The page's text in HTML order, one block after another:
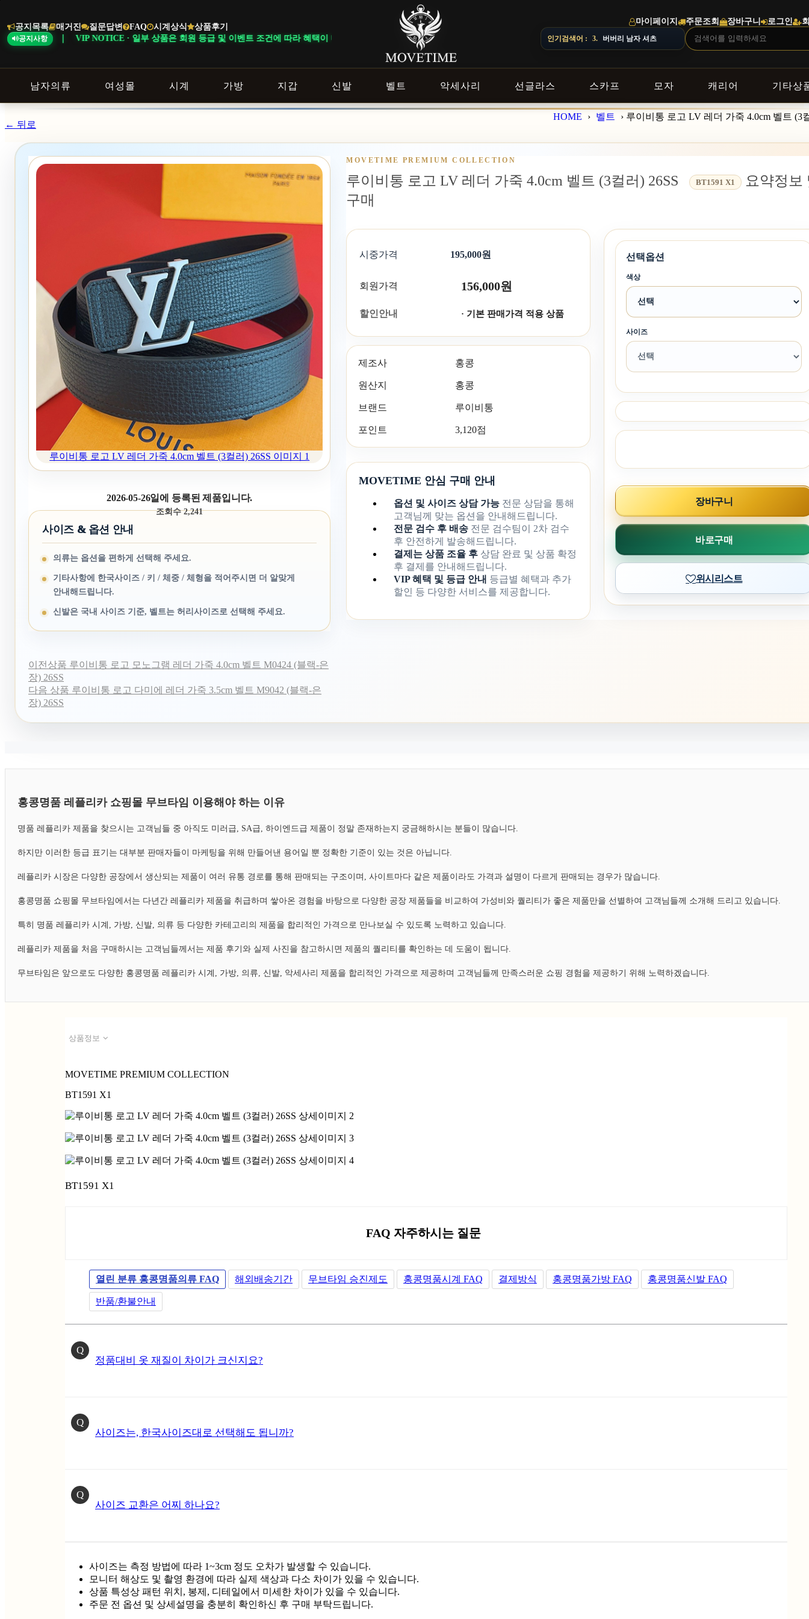
공지목록 매거진 질문답변 FAQ 시계상식 상품후기
공지사항· 일부 상품은 회원 등급 및 이벤트 조건에 따라 혜택이 다르게 적용됩니다. ｜ DELIVERY NOTICE · 지역에 따라 배송 일정이 달라질 수 있으니 주문 전 상담창으로 문의해 주세요.
마이페이지 주문조회 장바구니 로그인
인기검색어 : 4. 스톤아일랜드 남자 맨투맨
남자의류 여성몰 시계 가방 지갑 신발 벨트 악세사리 선글라스 스카프 모자 캐리어 기타상
바
로
기
← 뒤로
HOME › 벨트 › 루이비통 로고 LV 레더 가죽 4.0cm 벨트 (3
루이비통 로고 LV 레더 가죽 4.0cm 벨트 (3컬러) 26SS 이미지 1
2026-05-26일에 등록된 제품입니다.
조회수 2,241
사이즈 & 옵션 안내
의류는 옵션을 편하게 선택해 주세요.
기타사항에 한국사이즈 / 키 / 체중 / 체형을 적어주시면 더 알맞게
안내해드립니다.
신발은 국내 사이즈 기준, 벨트는 허리사이즈로 선택해 주세요.
MOVETIME PREMIUM COLLECTION
루이비통 로고 LV 레더 가죽 4.0cm 벨트 (3컬러) 26SS BT1591 X1
요약정보
구매
시중가격 195,000원
회원가격 156,000원
할인안내 · 기본 판매가격 적용 상품
제조사 홍콩
원산지 홍콩
브랜드 루이비통
포인트 3,120점
MOVETIME 안심 구매 안내
옵션 및 사이즈 상담 가능 전문 상담을 통해
고객님께 맞는 옵션을 안내해드립니다.
전문 검수 후 배송 전문 검수팀이 2차 검수
후 안전하게 발송해드립니다.
결제는 상품 조율 후 상담 완료 및 상품 확정
후 결제를 안내해드립니다.
VIP 혜택 및 등급 안내 등급별 혜택과 추가
할인 등 다양한 서비스를 제공합니다.
선택옵션
색상
사이즈
바로구매
장바구니
위시리스트
이전상품 루이비통 로고 모노그램 레더 가죽 4.0cm 벨트 M0424 (블랙-은
장) 26SS
다음 상품 루이비통 로고 다미에 레더 가죽 3.5cm 벨트 M9042 (블랙-은
장) 26SS
홍콩명품 레플리카 쇼핑몰 무브타임 이용해야 하는 이유
명품 레플리카 제품을 찾으시는 고객님들 중 아직도 미러급, SA급, 하이엔드급 제품이 정말 존재하는지 궁금해하시는 분들이 많습니다.
하지만 이러한 등급 표기는 대부분 판매자들이 마케팅을 위해 만들어낸 용어일 뿐 정확한 기준이 있는 것은 아닙니다.
레플리카 시장은 다양한 공장에서 생산되는 제품이 여러 유통 경로를 통해 판매되는 구조이며, 사이트마다 같은 제품이라도 가격과 설명이 다르게 판매되는 경우가 많습니다.
홍콩명품 쇼핑몰 무브타임에서는 다년간 레플리카 제품을 취급하며 쌓아온 경험을 바탕으로 다양한 공장 제품들을 비교하여 가성비와 퀄리티가 좋은 제품만을 선별하여 고객님들께 소개해 드리고 있습니다.
특히 명품 레플리카 시계, 가방, 신발, 의류 등 다양한 카테고리의 제품을 합리적인 가격으로 만나보실 수 있도록 노력하고 있습니다.
레플리카 제품을 처음 구매하시는 고객님들께서는 제품 후기와 실제 사진을 참고하시면 제품의 퀄리티를 확인하는 데 도움이 됩니다.
무브타임은 앞으로도 다양한 홍콩명품 레플리카 시계, 가방, 의류, 신발, 악세사리 제품을 합리적인 가격으로 제공하며 고객님들께 만족스러운 쇼핑 경험을 제공하기 위해 노력하겠습니다.
상품정보
MOVETIME PREMIUM COLLECTION
BT1591 X1
BT1591 X1
FAQ 자주하시는 질문
열린 분류 홍콩명품의류 FAQ 해외배송기간 무브타임 승진제도 홍콩명품시계 FAQ 결제방식 홍콩명품가방 FAQ 홍콩명품신발 FAQ
반품/환불안내
Q
정품대비 옷 재질이 차이가 크신지요?
Q
사이즈는, 한국사이즈대로 선택해도 됩니까?
Q
사이즈 교환은 어찌 하나요?
사이즈는 측정 방법에 따라 1~3cm 정도 오차가 발생할 수 있습니다.
모니터 해상도 및 촬영 환경에 따라 실제 색상과 다소 차이가 있을 수 있습니다.
상품 특성상 패턴 위치, 봉제, 디테일에서 미세한 차이가 있을 수 있습니다.
주문 전 옵션 및 상세설명을 충분히 확인하신 후 구매 부탁드립니다.